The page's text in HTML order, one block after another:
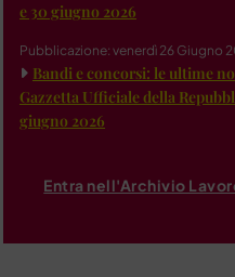
e 30 giugno 2026
Pubblicazione: venerdì 26 Giugno
Bandi e concorsi: le ultime
Gazzetta Ufficiale della
giugno 2026
Entra nell'Archivio